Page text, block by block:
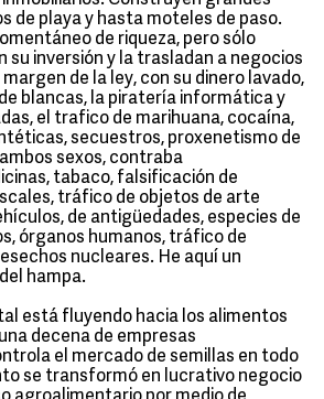
de playa y hasta moteles de paso.
de riqueza, pero sólo
su inversión y la trasladan a negocios
de la ley, con su dinero lavado,
blancas, la piratería informática y
el trafico de marihuana, cocaína,
secuestros, proxenetismo de
sexos, contraba
tabaco, falsificación de
tráfico de objetos de arte
de antigüedades, especies de
órganos humanos, tráfico de
nucleares. He aquí un
hampa.
está fluyendo hacia los alimentos
decena de empresas
el mercado de semillas en todo
se transformó en lucrativo negocio